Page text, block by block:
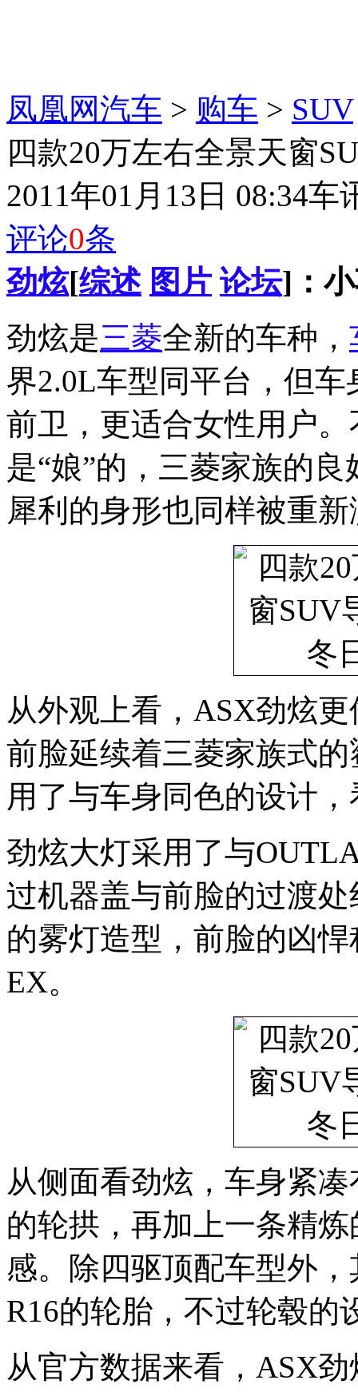
凤凰网汽车 > 购车 > SUV
四款20万左右全景天窗
2011年01月13日 08:34车
评论0条
劲炫[综述 图片 论坛]：
劲炫是三菱全新的车种，
界2.0L车型同平台，但
前卫，更适合女性用户
是“娘”的，三菱家族的
犀利的身形也同样被重
从外观上看，ASX劲炫
前脸延续着三菱家族式
用了与车身同色的设计
劲炫大灯采用了与
过机器盖与前脸的过渡
的雾灯造型，前脸的凶
EX。
从侧面看劲炫，车身紧
的轮拱，再加上一条精
感。除四驱顶配车型外
R16的轮胎，不过轮毂的
从官方数据来看，ASX